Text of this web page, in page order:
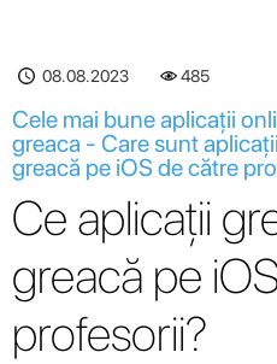
08.08.2023 485
Cele mai bune aplicații
greaca - Care sunt
greacă pe iOS de către
Ce aplicații
greacă pe
profesorii?